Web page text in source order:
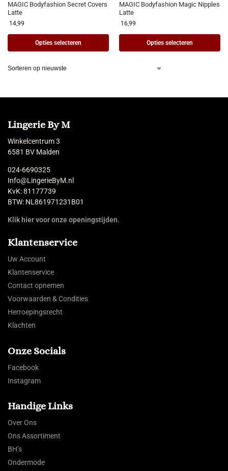
MAGIC Bodyfashion Secret Covers
Latte
14,99
Opties selecteren
MAGIC Bodyfashion Magic Nipples
Latte
16,99
Opties selecteren
Lingerie By M
Winkelcentrum 3
6581 BV Malden
024-6690325
Info@LingerieByM.nl
KvK: 81177739
BTW: NL861971231B01
Klik hier voor onze openingstijden.
Klantenservice
Uw Account
Klantenservice
Contact opnemen
Voorwaarden & Condities
Herroepingsrecht
Klachten
Onze Socials
Facebook
Instagram
Handige Links
Over Ons
Ons Assortiment
BH’s
Ondermode